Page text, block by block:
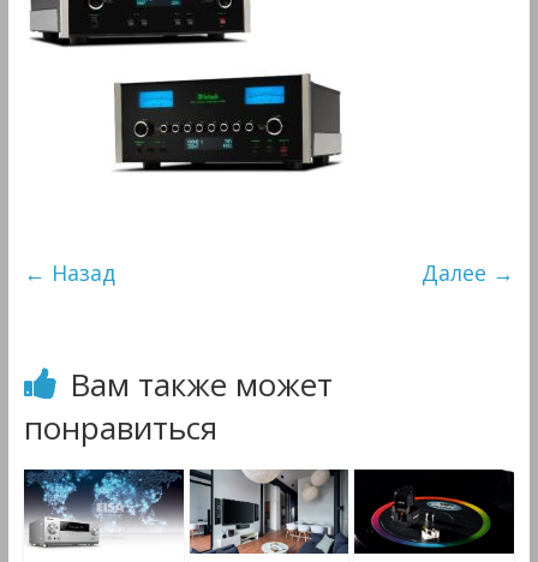
&
Мультимедиа
← Назад Далее →
Вам также может
понравиться